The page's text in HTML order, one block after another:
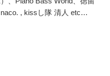
, kissし隊 清人 etc…